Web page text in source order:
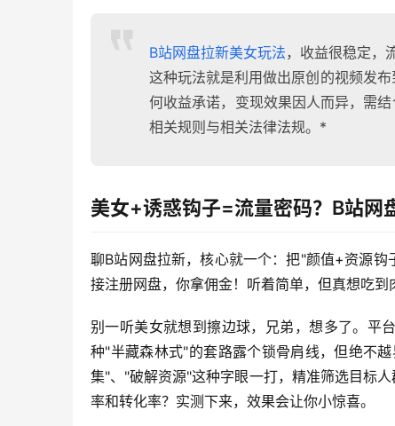
B站网盘拉新美女玩法，收益很稳定，
这种玩法就是利用做出原创的视频发
何收益承诺，变现效果因人而异，需
相关规则与相关法律法规。*
美女+诱惑钩子=流量密码？B站网
聊B站网盘拉新，核心就一个：把"颜值+资源
接注册网盘，你拿佣金！听着简单，但真想吃到
别一听美女就想到擦边球，兄弟，想多了。平
种"半藏森林式"的套路露个锁骨肩线，但绝不
集"、"破解资源"这种字眼一打，精准筛选目标
率和转化率？实测下来，效果会让你小惊喜。